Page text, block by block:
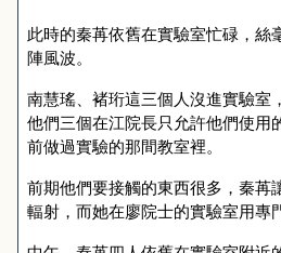
此時的秦苒依舊在實驗室忙碌，絲
陣風波。
南慧瑤、褚珩這三個人沒進實驗室
他們三個在江院長只允許他們使用
前做過實驗的那間教室裡。
前期他們要接觸的東西很多，秦苒
輻射，而她在廖院士的實驗室用專